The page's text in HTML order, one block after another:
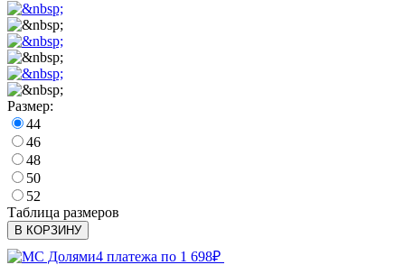
Размер:
44
46
48
50
52
Таблица размеров
В КОРЗИНУ
4 платежа по 1 698₽